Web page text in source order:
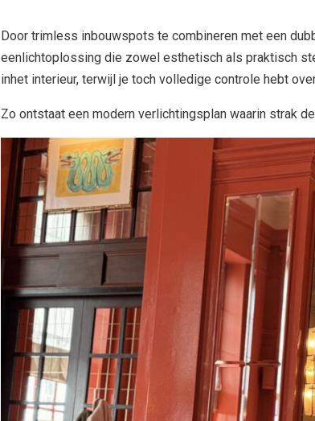
Door trimless inbouwspots te combineren met een
eenlichtoplossing die zowel esthetisch als praktisch
inhet interieur, terwijl je toch volledige controle hebt
Zo ontstaat een modern verlichtingsplan waarin strak